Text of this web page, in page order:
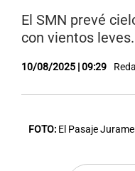
El SMN prevé
con vientos leves.
10/08/2025 | 09:29
FOTO: El Pasaje